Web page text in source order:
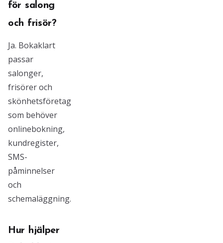
för salong
och frisör?
Ja. Bokaklart
passar
salonger,
frisörer och
skönhetsföretag
som behöver
onlinebokning,
kundregister,
SMS-
påminnelser
och
schemaläggning.
Hur hjälper